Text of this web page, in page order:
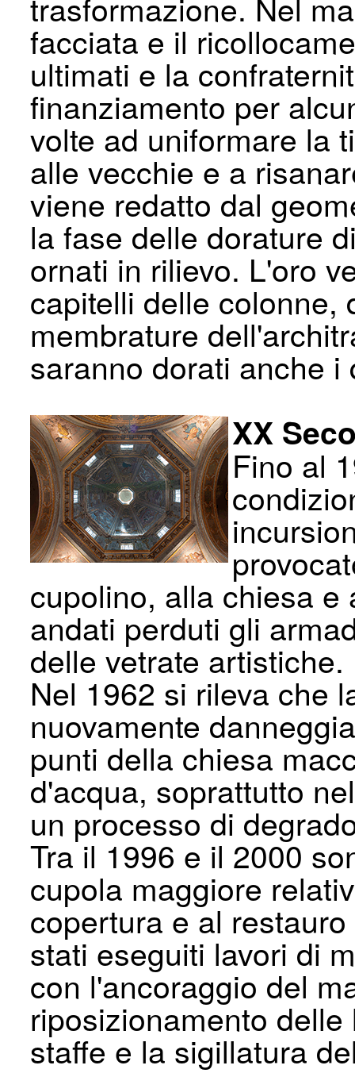
facciata e il
ultimati e la
finanziamento per
volte ad uniformare la
alle vecchie e a
viene redatto dal
la fase delle dorature
ornati in rilievo. L'oro
capitelli delle colonne,
membrature
saranno dorati anche
XX
Fino al
cupolino, alla chiesa
andati perduti gli
delle vetrate artistiche.
Nel 1962 si rileva che
nuovamente
punti della chiesa
d'acqua, soprattutto
un processo di
Tra il 1996 e il 2000
cupola maggiore
copertura e al
stati eseguiti lavori di
con l'ancoraggio del
riposizionamento
staffe e la sigillatura